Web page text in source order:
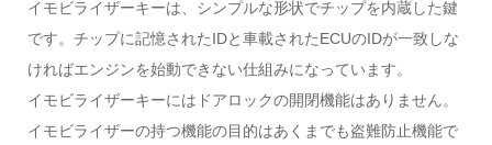
イモビライザーキーは、シンプルな形状でチップを内蔵した鍵
です。チップに記憶されたIDと車載されたECUのIDが一致しな
ければエンジンを始動できない仕組みになっています。
イモビライザーキーにはドアロックの開閉機能はありません。
イモビライザーの持つ機能の目的はあくまでも盗難防止機能で